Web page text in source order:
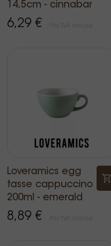
14,5cm - cinnabar
6,29 €
Loveramics egg
tasse cappuccino
200ml - emerald
8,89 €